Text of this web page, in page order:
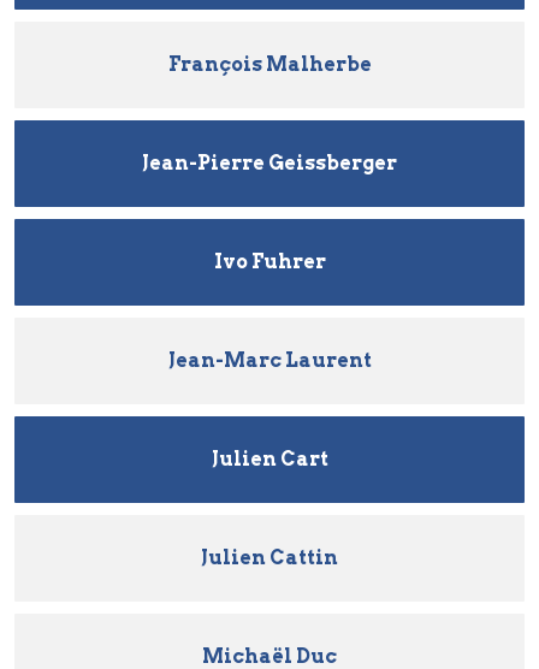
François Malherbe
Jean-Pierre Geissberger
Ivo Fuhrer
Jean-Marc Laurent
Julien Cart
Julien Cattin
Michaël Duc